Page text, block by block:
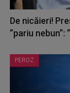
De nicăieri!
”pariu nebun”:
PEROZ